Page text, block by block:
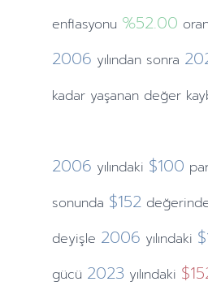
enflasyonu %52.00
2006 yılındansonra
kadar yaşanan değer
2006 yılındaki $100
sonunda $152
deyişle 2006 yılındaki
gücü 2023 yılındaki